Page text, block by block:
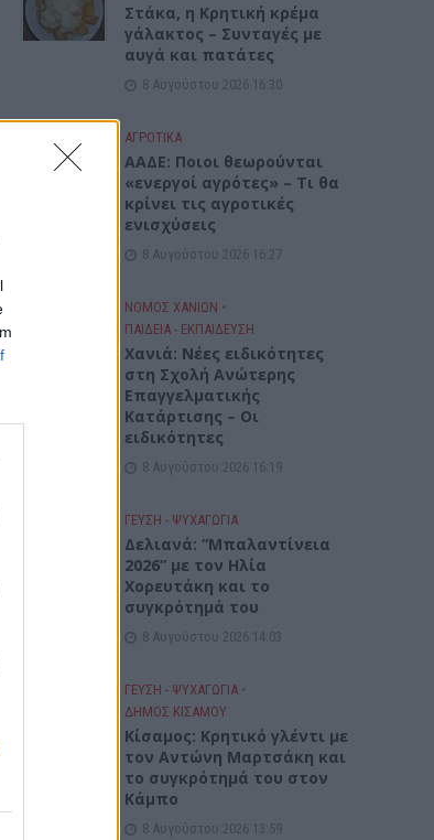
Στάκα, η Κρητική κρέμα
γάλακτος – Συνταγές με
αυγά και πατάτες
8 Αυγούστου 2026 16:30
ΑΓΡΟΤΙΚΑ
ΑΑΔΕ: Ποιοι θεωρούνται
«ενεργοί αγρότες» – Τι θα
κρίνει τις αγροτικές
ενισχύσεις
8 Αυγούστου 2026 16:27
ΝΟΜΌΣ ΧΑΝΊΩΝ •
ΠΑΙΔΕΙΑ - ΕΚΠΑΙΔΕΥΣΗ
Χανιά: Νέες ειδικότητες
στη Σχολή Ανώτερης
Επαγγελματικής
Κατάρτισης – Οι
ειδικότητες
8 Αυγούστου 2026 16:19
ΓΕΎΣΗ - ΨΥΧΑΓΩΓΊΑ
Δελιανά: “Μπαλαντίνεια
2026” με τον Ηλία
Χορευτάκη και το
συγκρότημά του
8 Αυγούστου 2026 14:03
ΓΕΎΣΗ - ΨΥΧΑΓΩΓΊΑ •
ΔΉΜΟΣ ΚΙΣΆΜΟΥ
Kίσαμος: Κρητικό γλέντι με
τον Αντώνη Μαρτσάκη και
το συγκρότημά του στον
Κάμπο
8 Αυγούστου 2026 13:59